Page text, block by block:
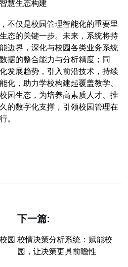
慧生态构建
不仅是校园管理智能化的重要里
态的关键一步。未来，系统将持
边界，深化与校园各类业务系统
据的整合能力与分析精度；同
发展趋势，引入前沿技术，持续
化，助力学校构建起覆盖教学、
园生态，为培养高素质人才、推
的数字化支撑，引领校园管理在
。
园
下一篇:
校情决策分析系统：赋能校
园，让决策更具前瞻性